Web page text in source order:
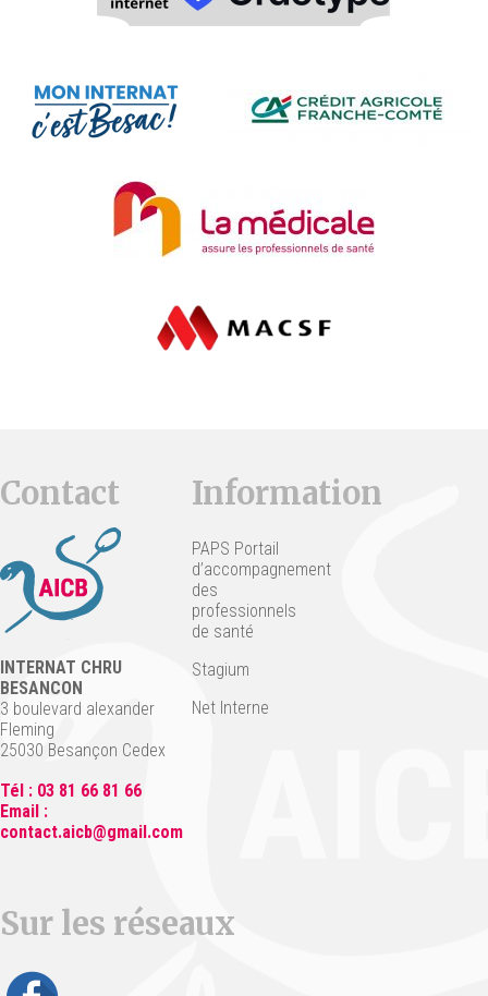
Contact
INTERNAT CHRU
BESANCON
3 boulevard alexander
Fleming
25030 Besançon Cedex
Tél : 03 81 66 81 66
Email :
contact.aicb@gmail.com
Information
PAPS Portail
d’accompagnement
des
professionnels
de santé
Stagium
Net Interne
Sur les réseaux